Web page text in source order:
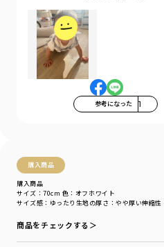
参考になった 1
購入商品
購入商品
サイズ感 ：ゆったり 生地の厚さ ：やや厚い伸縮性
サイズ：70cm 色：オフホワイト
商品をチェックする＞